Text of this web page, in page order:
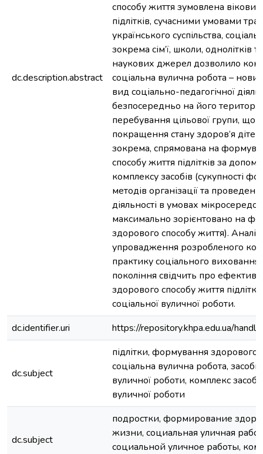
dc.description.abstract
способу життя зумовлена
підлітків, сучасними умовами
українського суспільства,
зокрема сім’ї, школи, однолітків
наукових джерел дозволило
соціальна вулична робота –
вид соціально-педагогічної
безпосередньо на його
перебування цільової групи, що
покращення стану здоров’я дітей
зокрема, спрямована на
способу життя підлітків за
комплексу засобів (сукупності
методів організації та
діяльності в умовах
максимально зорієнтовано на
здорового способу життя). Аналіз
упровадження розробленого
практику соціального
покоління свідчить про
здорового способу життя
соціальної вуличної роботи.
dc.identifier.uri
https://repository.khpa.edu.ua/
dc.subject
підлітки, формування здорового
соціальна вулична робота, засоби
вуличної роботи, комплекс
вуличної роботи
dc.subject
подростки, формирование
жизни, социальная уличная
социальной уличное работы,